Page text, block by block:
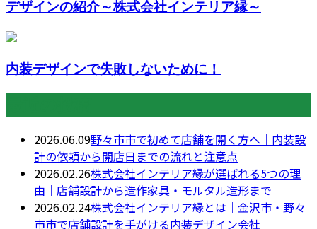
デザインの紹介～株式会社インテリア縁～
内装デザインで失敗しないために！
2026.06.09野々市市で初めて店舗を開く方へ｜内装設
計の依頼から開店日までの流れと注意点
2026.02.26株式会社インテリア縁が選ばれる5つの理
由｜店舗設計から造作家具・モルタル造形まで
2026.02.24株式会社インテリア縁とは｜金沢市・野々
市市で店舗設計を手がける内装デザイン会社